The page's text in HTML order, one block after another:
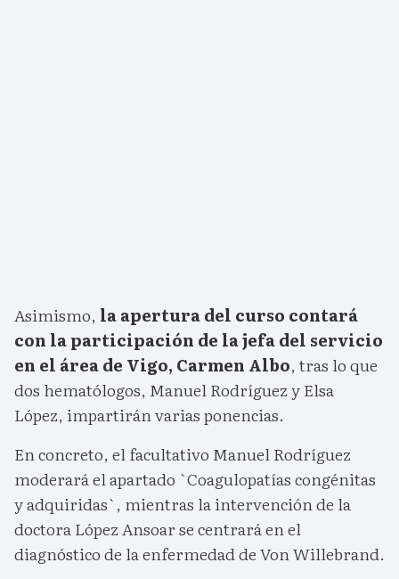
Asimismo, la apertura del curso contará
con la participación de la jefa del servicio
en el área de Vigo, Carmen Albo, tras lo que
dos hematólogos, Manuel Rodríguez y Elsa
López, impartirán varias ponencias.
En concreto, el facultativo Manuel Rodríguez
moderará el apartado `Coagulopatías congénitas
y adquiridas`, mientras la intervención de la
doctora López Ansoar se centrará en el
diagnóstico de la enfermedad de Von Willebrand.